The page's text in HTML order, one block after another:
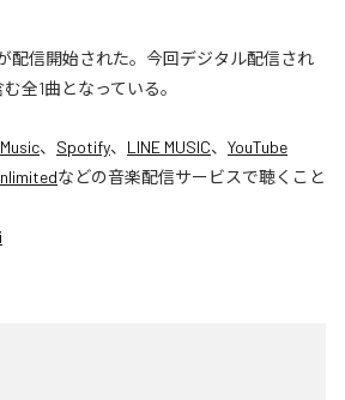
配信開始された。今回デジタル配信され
全1曲となっている。
、 Spotify、 LINE MUSIC、 YouTube
などの音楽配信サービスで聴くこと